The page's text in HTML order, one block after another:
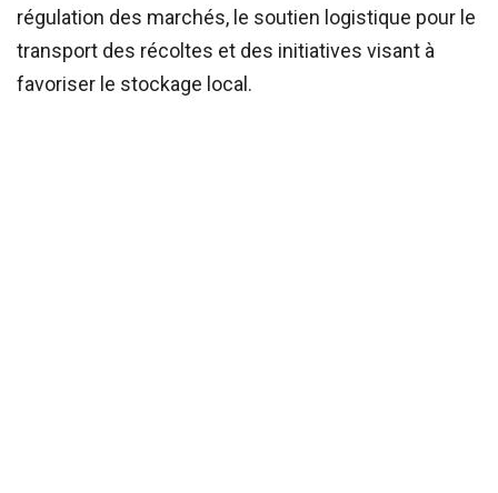
régulation des marchés, le soutien logistique pour le
transport des récoltes et des initiatives visant à
favoriser le stockage local.